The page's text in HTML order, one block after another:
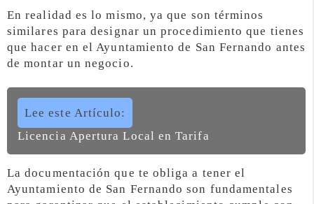
En realidad es lo mismo, ya que son términos
similares para designar un procedimiento que tienes
que hacer en el Ayuntamiento de San Fernando antes
de montar un negocio.
Lee este Artículo:
Licencia Apertura Local en Tarifa
La documentación que te obliga a tener el
Ayuntamiento de San Fernando son fundamentales